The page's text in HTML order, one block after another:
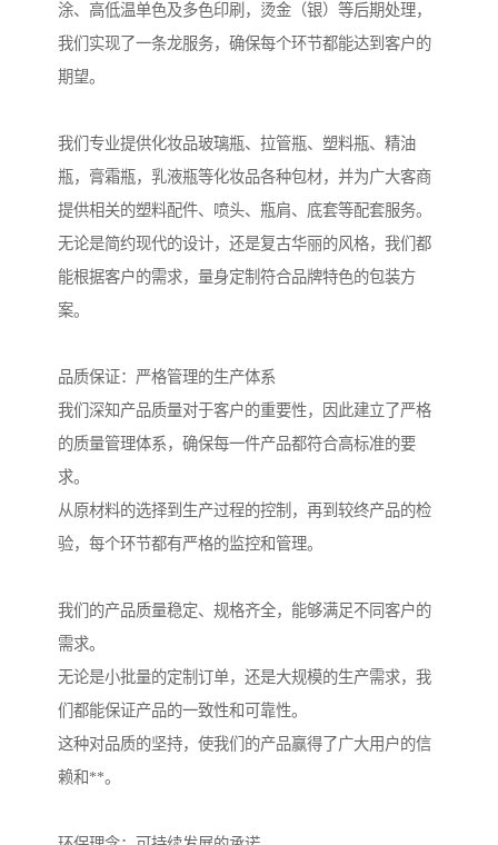
涂、高低温单色及多色印刷，烫金（银）等后期处理，
我们实现了一条龙服务，确保每个环节都能达到客户的
期望。
我们专业提供化妆品玻璃瓶、拉管瓶、塑料瓶、精油
瓶，膏霜瓶，乳液瓶等化妆品各种包材，并为广大客商
提供相关的塑料配件、喷头、瓶肩、底套等配套服务。
无论是简约现代的设计，还是复古华丽的风格，我们都
能根据客户的需求，量身定制符合品牌特色的包装方
案。
品质保证：严格管理的生产体系
我们深知产品质量对于客户的重要性，因此建立了严格
的质量管理体系，确保每一件产品都符合高标准的要
求。
从原材料的选择到生产过程的控制，再到较终产品的检
验，每个环节都有严格的监控和管理。
我们的产品质量稳定、规格齐全，能够满足不同客户的
需求。
无论是小批量的定制订单，还是大规模的生产需求，我
们都能保证产品的一致性和可靠性。
这种对品质的坚持，使我们的产品赢得了广大用户的信
赖和**。